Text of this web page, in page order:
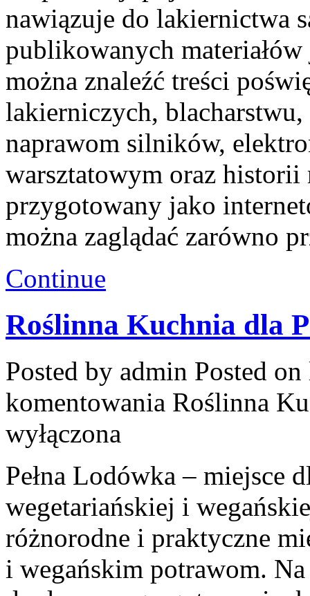
nawiązuje do lakiernictwa
publikowanych materiałów
można znaleźć treści
lakierniczych,
naprawom silników,
warsztatowym oraz historii
przygotowany jako
można zaglądać zarówno
Continue
Roślinna Kuchnia dla
Posted by admin Posted
komentowania Roślinna
wyłączona
Pełna Lodówka – miejsce
wegetariańskiej i
różnorodne i praktyczne
i wegańskim potrawom.